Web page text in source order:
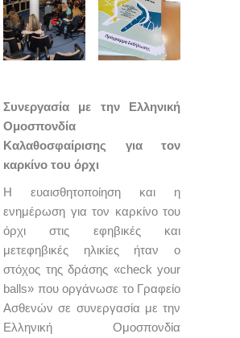
Συνεργασία με την Ελληνική
Ομοσπονδία
Καλαθοσφαίρισης για τον
καρκίνο του όρχι
Η ευαισθητοποίηση και η
ενημέρωση για τον καρκίνο του
όρχι στις εφηβικές και
μετεφηβικές ηλικίες ήταν ο
στόχος της δράσης «check your
balls» που οργάνωσε το Γραφείο
Ασθενών σε συνεργασία με την
Ελληνική Ομοσπονδία